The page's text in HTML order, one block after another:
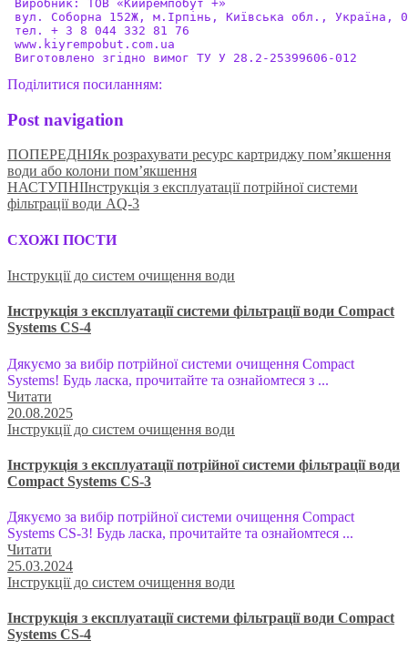
Виробник: ТОВ «Кийремпобут +»
вул. Соборна 152Ж, м.Ірпінь, Київська обл., Україна,
тел. + 3 8 044 332 81 76
www.kiyrempobut.com.ua
Виготовлено згідно вимог ТУ У 28.2-25399606-012
Поділитися посиланням:
Post navigation
ПОПЕРЕДНІЯк розрахувати ресурс картриджу пом’якшення
води або колони пом’якшення
НАСТУПНІІнструкція з експлуатації потрійної системи
фільтрації води AQ-3
СХОЖІ ПОСТИ
Інструкції до систем очищення води
Інструкція з експлуатації системи фільтрації води Compact
Systems CS-4
Дякуємо за вибір потрійної системи очищення Compact
Systems! Будь ласка, прочитайте та ознайомтеся з ...
Читати
20.08.2025
Інструкції до систем очищення води
Інструкція з експлуатації потрійної системи фільтрації води
Compact Systems CS-3
Дякуємо за вибір потрійної системи очищення Compact
Systems CS-3! Будь ласка, прочитайте та ознайомтеся ...
Читати
25.03.2024
Інструкції до систем очищення води
Інструкція з експлуатації системи фільтрації води Compact
Systems CS-4